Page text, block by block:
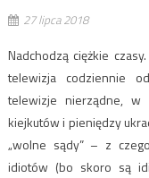
27 lipca 2018
Nadchodzą ciężkie
telewizja codziennie
telewizje nierządne, w
kiejkutów i pieniędzy
„wolne sądy” – z
idiotów (bo skoro są